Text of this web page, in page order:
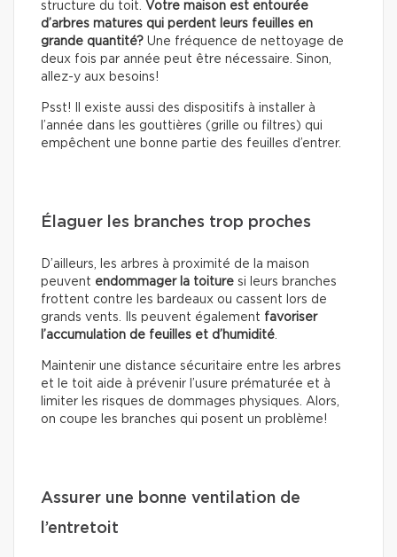
structure du toit. Votre maison est entourée
d’arbres matures qui perdent leurs feuilles en
grande quantité? Une fréquence de nettoyage de
deux fois par année peut être nécessaire. Sinon,
allez-y aux besoins!
Psst! Il existe aussi des dispositifs à installer à
l’année dans les gouttières (grille ou filtres) qui
empêchent une bonne partie des feuilles d’entrer.
Élaguer les branches trop proches
D’ailleurs, les arbres à proximité de la maison
peuvent endommager la toiture si leurs branches
frottent contre les bardeaux ou cassent lors de
grands vents. Ils peuvent également favoriser
l’accumulation de feuilles et d’humidité.
Maintenir une distance sécuritaire entre les arbres
et le toit aide à prévenir l’usure prématurée et à
limiter les risques de dommages physiques. Alors,
on coupe les branches qui posent un problème!
Assurer une bonne ventilation de
l’entretoit